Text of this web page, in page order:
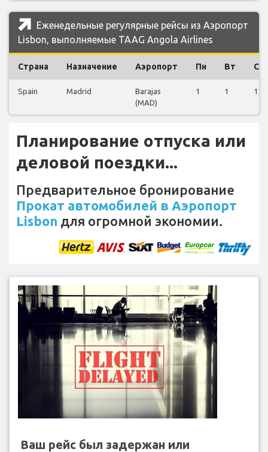
Еженедельные регулярные рейсы из Аэропорт
Lisbon, выполняемые TAAG Angola Airlines
Страна Назначение Аэропорт Пн Вт Ср
Spain Madrid
Barajas
(MAD)
1 1 1
Планирование отпуска или
деловой поездки...
Предварительное бронирование
Прокат автомобилей в Аэропорт
Lisbon для огромной экономии.
Ваш рейс был задержан или